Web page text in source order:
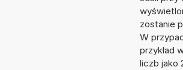
zostanie
W
przykład
liczb jako